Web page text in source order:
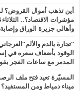
أين تذهب أموال القروض؟
وأهالي جزيرة الوراق
المدمر مع ساعات الفجر بقوة 5.6 درجات وتوابع مرعبة تهز